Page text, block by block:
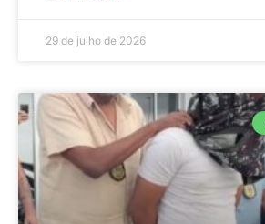
29 de julho de 2026